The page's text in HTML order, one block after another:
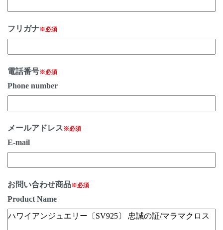
フリガナ※必須
電話番号※必須
Phone number
メールアドレス※必須
E-mail
お問い合わせ商品※必須
Product Name